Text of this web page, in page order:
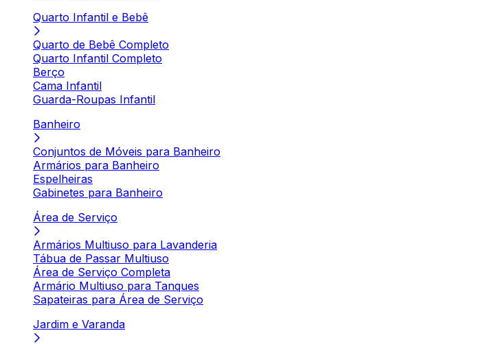
Quarto Infantil e Bebê
Quarto de Bebê Completo
Quarto Infantil Completo
Berço
Cama Infantil
Guarda-Roupas Infantil
Banheiro
Conjuntos de Móveis para Banheiro
Armários para Banheiro
Espelheiras
Gabinetes para Banheiro
Área de Serviço
Armários Multiuso para Lavanderia
Tábua de Passar Multiuso
Área de Serviço Completa
Armário Multiuso para Tanques
Sapateiras para Área de Serviço
Jardim e Varanda